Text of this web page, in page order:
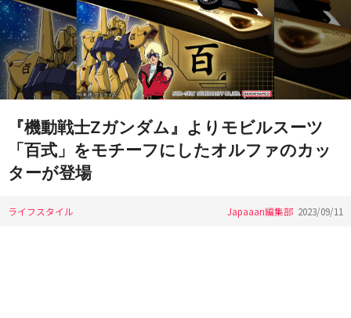
『機動戦士Zガンダム』よりモビルスーツ
「百式」をモチーフにしたオルファのカッ
ターが登場
ライフスタイル Japaaan編集部 2023/09/11